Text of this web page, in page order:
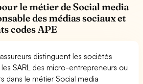
le métier de Social media
des médias sociaux et
codes APE
distinguent les sociétés
SARL des micro-entrepreneurs ou
dans le métier Social media